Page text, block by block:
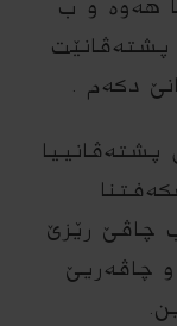
هه‌وه‌ و ب
پشته‌ڤانێت
دكه‌م .
چاڤێ رێزێ
چاڤه‌ریێ